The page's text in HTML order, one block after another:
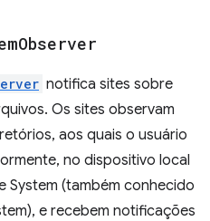
Observer
notifica sites sobre
Os sites observam
aos quais o usuário
no dispositivo local
System (também conhecido
e recebem notificações